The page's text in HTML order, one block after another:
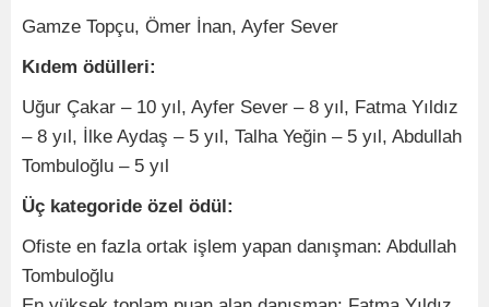
Gamze Topçu, Ömer İnan, Ayfer Sever
Kıdem ödülleri:
Uğur Çakar – 10 yıl, Ayfer Sever – 8 yıl, Fatma Yıldız
– 8 yıl, İlke Aydaş – 5 yıl, Talha Yeğin – 5 yıl, Abdullah
Tombuloğlu – 5 yıl
Üç kategoride özel ödül:
Ofiste en fazla ortak işlem yapan danışman: Abdullah
Tombuloğlu